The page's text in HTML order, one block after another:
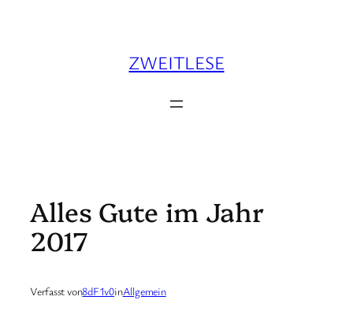
ZWEITLESE
Alles Gute im Jahr
2017
Verfasst von8dF1v0inAllgemein